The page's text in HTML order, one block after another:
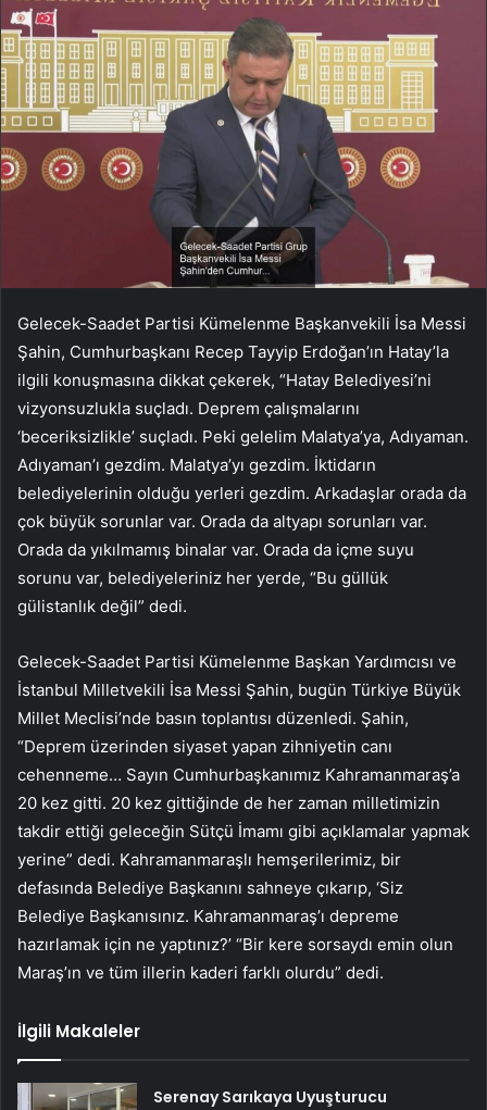
Gelecek-Saadet Partisi Kümelenme Başkanvekili İsa Messi
Şahin, Cumhurbaşkanı Recep Tayyip Erdoğan’ın Hatay’la
ilgili konuşmasına dikkat çekerek, “Hatay Belediyesi’ni
vizyonsuzlukla suçladı. Deprem çalışmalarını
‘beceriksizlikle’ suçladı. Peki gelelim Malatya’ya, Adıyaman.
Adıyaman’ı gezdim. Malatya’yı gezdim. İktidarın
belediyelerinin olduğu yerleri gezdim. Arkadaşlar orada da
çok büyük sorunlar var. Orada da altyapı sorunları var.
Orada da yıkılmamış binalar var. Orada da içme suyu
sorunu var, belediyeleriniz her yerde, “Bu güllük
gülistanlık değil” dedi.
Gelecek-Saadet Partisi Kümelenme Başkan Yardımcısı ve
İstanbul Milletvekili İsa Messi Şahin, bugün Türkiye Büyük
Millet Meclisi’nde basın toplantısı düzenledi. Şahin,
“Deprem üzerinden siyaset yapan zihniyetin canı
cehenneme… Sayın Cumhurbaşkanımız Kahramanmaraş’a
20 kez gitti. 20 kez gittiğinde de her zaman milletimizin
takdir ettiği geleceğin Sütçü İmamı gibi açıklamalar yapmak
yerine” dedi. Kahramanmaraşlı hemşerilerimiz, bir
defasında Belediye Başkanını sahneye çıkarıp, ‘Siz
Belediye Başkanısınız. Kahramanmaraş’ı depreme
hazırlamak için ne yaptınız?’ “Bir kere sorsaydı emin olun
Maraş’ın ve tüm illerin kaderi farklı olurdu” dedi.
İlgili Makaleler
Serenay Sarıkaya Uyuşturucu